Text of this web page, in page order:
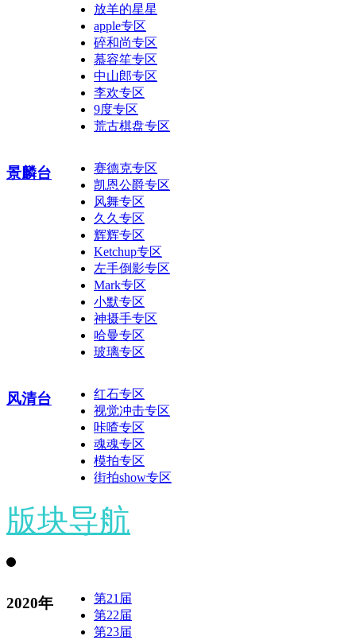
放羊的星星
apple专区
碎和尚专区
慕容笙专区
中山郎专区
李欢专区
9度专区
荒古棋盘专区
景麟台
赛德克专区
凯恩公爵专区
风舞专区
久久专区
辉辉专区
Ketchup专区
左手倒影专区
Mark专区
小默专区
神摄手专区
哈曼专区
玻璃专区
风清台
红石专区
视觉冲击专区
咔喳专区
魂魂专区
模拍专区
街拍show专区
版块导航
2020年
第21届
第22届
第23届